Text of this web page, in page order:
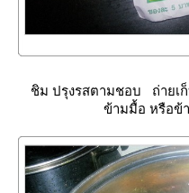
ชิม ปรุงรสตามชอบ ถ่ายเ
ข้ามมื้อ หรือข้